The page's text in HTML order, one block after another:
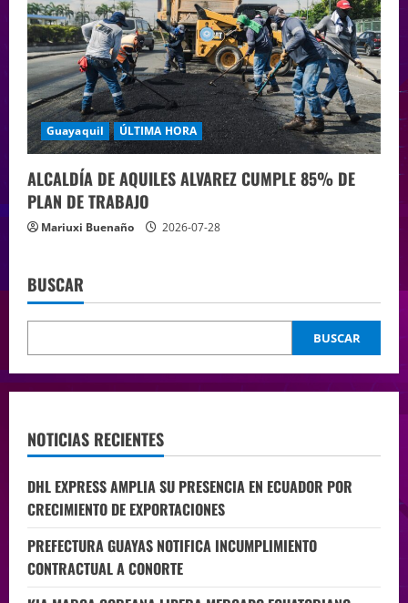
Guayaquil ÚLTIMA HORA
ALCALDÍA DE AQUILES ALVAREZ CUMPLE 85% DE
PLAN DE TRABAJO
Mariuxi Buenaño 2026-07-28
BUSCAR
BUSCAR
NOTICIAS RECIENTES
DHL EXPRESS AMPLIA SU PRESENCIA EN ECUADOR POR
CRECIMIENTO DE EXPORTACIONES
PREFECTURA GUAYAS NOTIFICA INCUMPLIMIENTO
CONTRACTUAL A CONORTE